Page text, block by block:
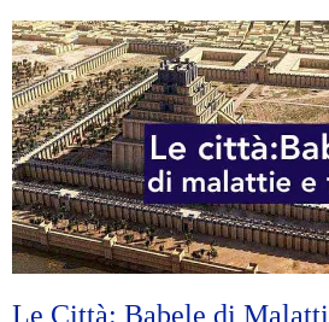
Le Città: Babele di